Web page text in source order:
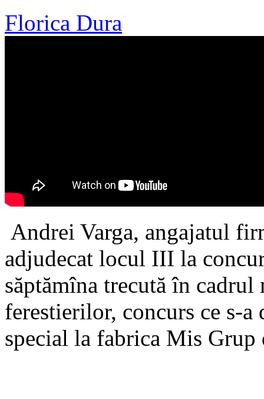
Florica Dura
Andrei Varga, angajatul
adjudecat locul III la
săptămîna trecută în
ferestierilor, concurs ce s-
special la fabrica Mis